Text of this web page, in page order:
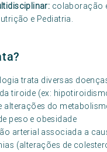
colaboração
e Pediatria.
trata diversas
tiroide (ex:
alterações do
peso e obesidade
arterial associada a
(alterações de